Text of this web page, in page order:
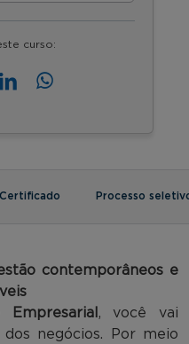
curso:
Certificado Processo
contemporâneos e
, você vai
negócios. Por meio